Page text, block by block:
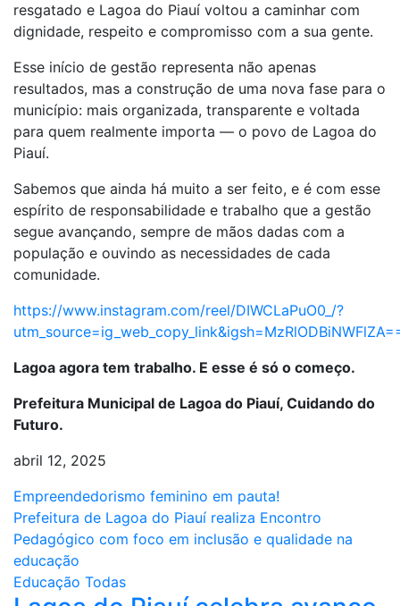
resgatado e Lagoa do Piauí voltou a caminhar com
dignidade, respeito e compromisso com a sua gente.
Esse início de gestão representa não apenas
resultados, mas a construção de uma nova fase para o
município: mais organizada, transparente e voltada
para quem realmente importa — o povo de Lagoa do
Piauí.
Sabemos que ainda há muito a ser feito, e é com esse
espírito de responsabilidade e trabalho que a gestão
segue avançando, sempre de mãos dadas com a
população e ouvindo as necessidades de cada
comunidade.
https://www.instagram.com/reel/DIWCLaPuO0_/?
Lagoa agora tem trabalho. E esse é só o começo.
Prefeitura Municipal de Lagoa do Piauí, Cuidando do
Futuro.
abril 12, 2025
Navegação
de
Post
Empreendedorismo feminino em pauta!
Prefeitura de Lagoa do Piauí realiza Encontro
Pedagógico com foco em inclusão e qualidade na
educação
Educação Todas